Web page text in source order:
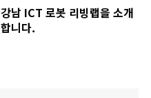
강남 ICT 로봇 리빙랩을 소개
합니다.